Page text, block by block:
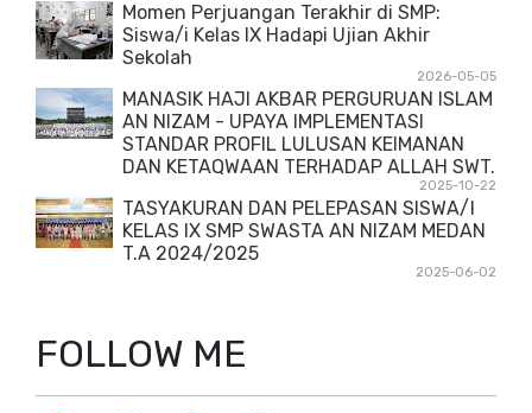
Momen Perjuangan Terakhir di SMP:
Siswa/i Kelas IX Hadapi Ujian Akhir
Sekolah
2026-05-05
MANASIK HAJI AKBAR PERGURUAN ISLAM
AN NIZAM - UPAYA IMPLEMENTASI
STANDAR PROFIL LULUSAN KEIMANAN
DAN KETAQWAAN TERHADAP ALLAH SWT.
2025-10-22
TASYAKURAN DAN PELEPASAN SISWA/I
KELAS IX SMP SWASTA AN NIZAM MEDAN
T.A 2024/2025
2025-06-02
FOLLOW ME